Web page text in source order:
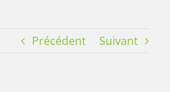
Précédent Suivant